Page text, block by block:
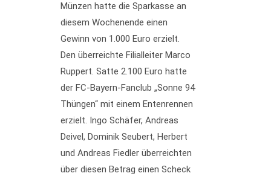
Münzen hatte die Sparkasse an
diesem Wochenende einen
Gewinn von 1.000 Euro erzielt.
Den überreichte Filialleiter Marco
Ruppert. Satte 2.100 Euro hatte
der FC-Bayern-Fanclub „Sonne 94
Thüngen“ mit einem Entenrennen
erzielt. Ingo Schäfer, Andreas
Deivel, Dominik Seubert, Herbert
und Andreas Fiedler überreichten
über diesen Betrag einen Scheck